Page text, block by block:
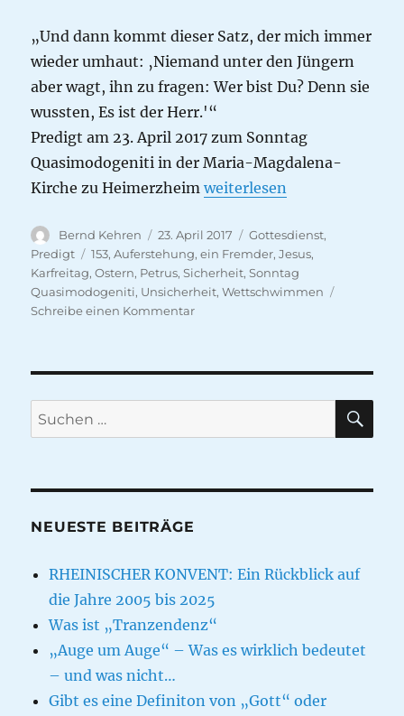
„Und dann kommt dieser Satz, der mich immer
wieder umhaut: ‚Niemand unter den Jüngern
aber wagt, ihn zu fragen: Wer bist Du? Denn sie
wussten, Es ist der Herr.'“
Predigt am 23. April 2017 zum Sonntag
Quasimodogeniti in der Maria-Magdalena-
Kirche zu Heimerzheim„Sichere Unsicherheit –
weiterlesen
Autor
Bernd Kehren
Veröffentlicht
am
23. April 2017 Kategorien
Gottesdienst,
Predigt
Schlagwörter
153,Auferstehung,ein Fremder,Jesus,
Karfreitag,Ostern, Petrus,Sicherheit,Sonntag
Quasimodogeniti, Unsicherheit,Wettschwimmen
Schreibe einen Kommentarzu
gibt
Fisch!
Suche
nach:
NEUESTE BEITRÄGE
RHEINISCHER KONVENT: Ein Rückblick auf
die Jahre 2005 bis 2025
Was ist „Tranzendenz“
„Auge um Auge“ – Was es wirklich bedeutet
– und was nicht…
Gibt es eine Definiton von „Gott“ oder